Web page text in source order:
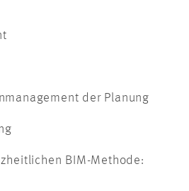
der Planung
BIM-Methode: